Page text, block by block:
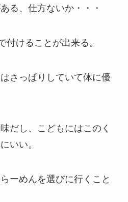
る、仕方ないか・・・
付けることが出来る。
さっぱりしていて体に優
だし、こどもにはこのく
いい。
ーめんを選びに行くこと